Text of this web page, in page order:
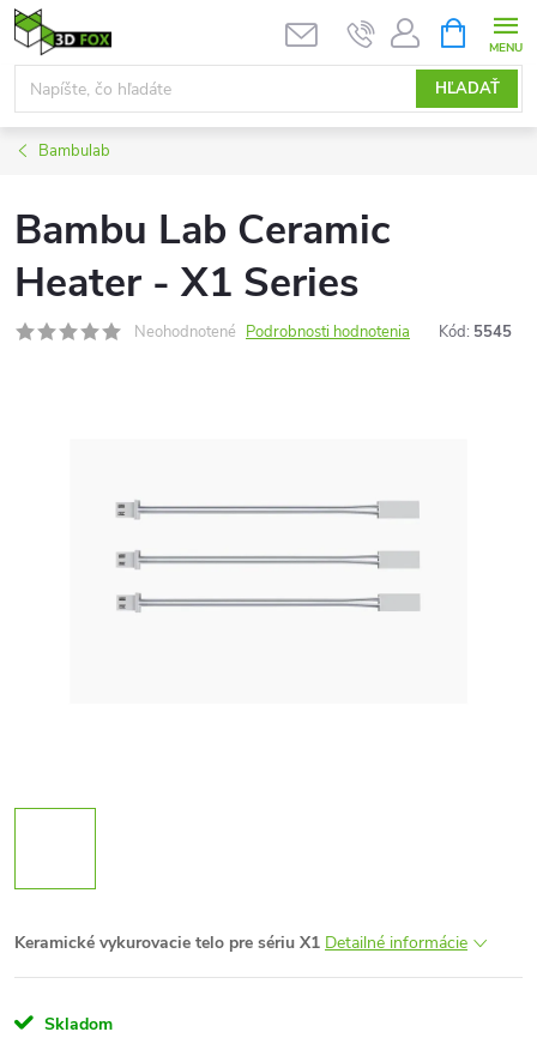
Prejsť
na
obsah
HĽADAŤ
KOŠÍK
Bambulab
Bambu Lab Ceramic
Heater - X1 Series
Neohodnotené Podrobnosti hodnotenia Kód: 5545
Keramické vykurovacie telo pre sériu X1 Detailné informácie
Skladom